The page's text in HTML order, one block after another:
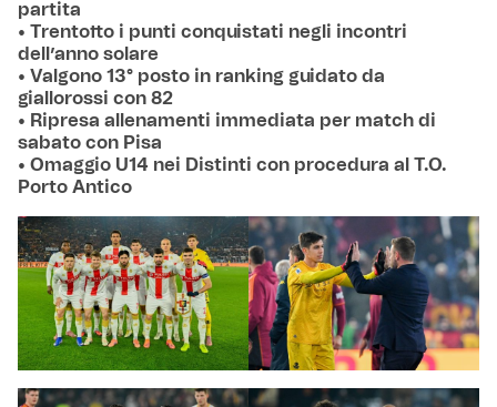
partita
• Trentotto i punti conquistati negli incontri
dell’anno solare
• Valgono 13° posto in ranking guidato da
giallorossi con 82
• Ripresa allenamenti immediata per match di
sabato con Pisa
• Omaggio U14 nei Distinti con procedura al T.O.
Porto Antico